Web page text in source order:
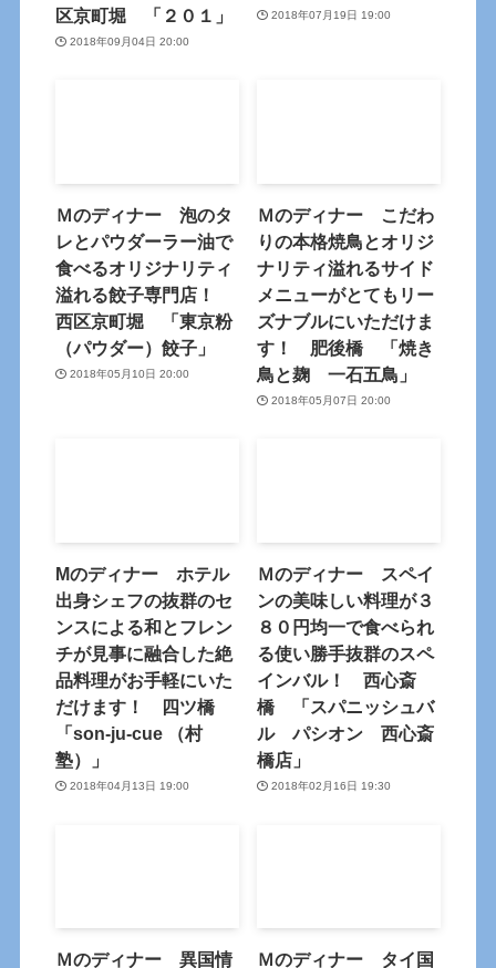
区京町堀 「２０１」
2018年09月04日 20:00
2018年07月19日 19:00
Ｍのディナー 泡のタ
レとパウダーラー油で
食べるオリジナリティ
溢れる餃子専門店！
西区京町堀 「東京粉
（パウダー）餃子」
2018年05月10日 20:00
Ｍのディナー こだわ
りの本格焼鳥とオリジ
ナリティ溢れるサイド
メニューがとてもリー
ズナブルにいただけま
す！ 肥後橋 「焼き
鳥と麹 一石五鳥」
2018年05月07日 20:00
Mのディナー ホテル
出身シェフの抜群のセ
ンスによる和とフレン
チが見事に融合した絶
品料理がお手軽にいた
だけます！ 四ツ橋
「son-ju-cue （村
塾）」
2018年04月13日 19:00
Ｍのディナー スペイ
ンの美味しい料理が３
８０円均一で食べられ
る使い勝手抜群のスペ
インバル！ 西心斎
橋 「スパニッシュバ
ル パシオン 西心斎
橋店」
2018年02月16日 19:30
Ｍのディナー 異国情 Ｍのディナー タイ国